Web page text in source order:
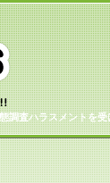
調査ハラスメントを